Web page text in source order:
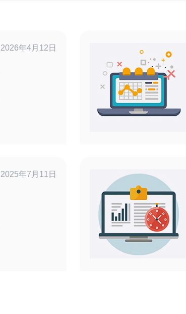
2026年4月12日
2025年7月11日